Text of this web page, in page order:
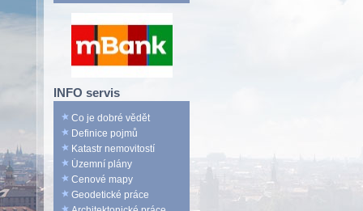
INFO servis
Co je dobré vědět
Definice pojmů
Katastr nemovitostí
Územní plány
Cenové mapy
Geodetické práce